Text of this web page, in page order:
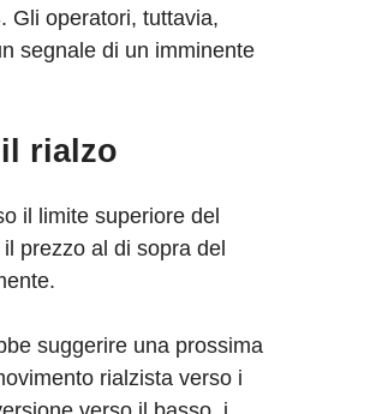
Gli operatori, tuttavia,
segnale di un imminente
rialzo
il limite superiore del
prezzo al di sopra del
suggerire una prossima
rialzista verso i